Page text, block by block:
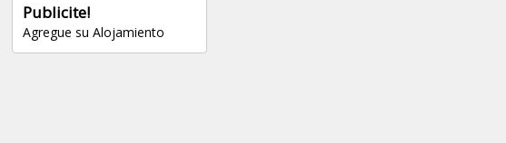
Publicite!
Agregue su Alojamiento